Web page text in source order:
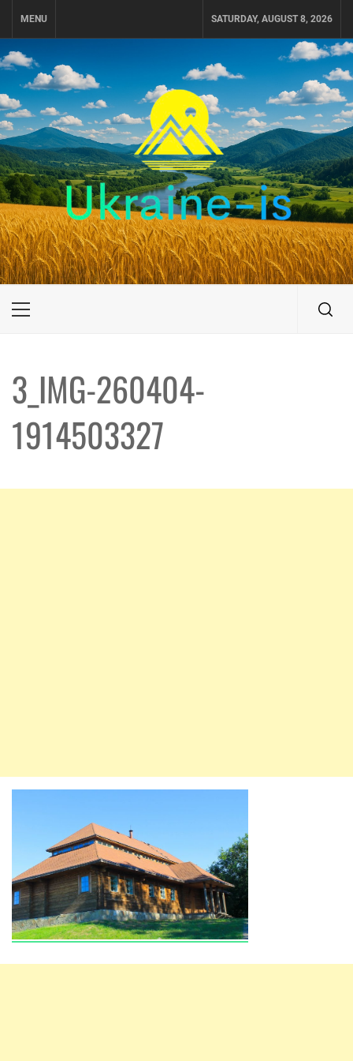
MENU SATURDAY, AUGUST 8, 2026
UKRAINE-IS
ПОДОРОЖI ПО УКРАЇНІ
Primary
3_IMG-260404-
1914503327